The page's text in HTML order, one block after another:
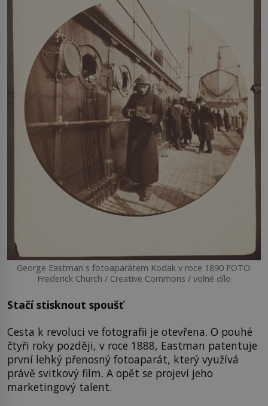
George Eastman s fotoaparátem Kodak v roce 1890 FOTO:
Frederick Church / Creative Commons / volné dílo
Stačí stisknout spoušť
Cesta k revoluci ve fotografii je otevřena. O pouhé
čtyři roky později, v roce 1888, Eastman patentuje
první lehký přenosný fotoaparát, který využívá
právě svitkový film. A opět se projeví jeho
marketingový talent.